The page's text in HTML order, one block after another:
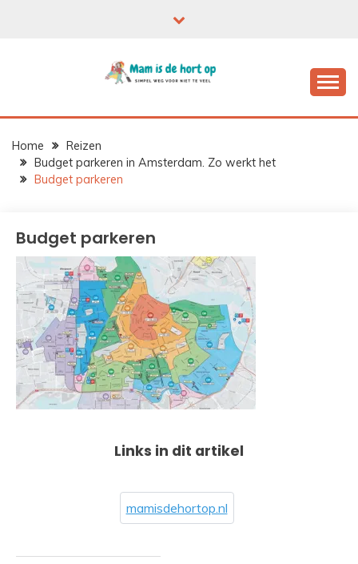
Home
Reizen
Budget parkeren in Amsterdam. Zo werkt het
Budget parkeren
Budget parkeren
Links in dit artikel
mamisdehortop.nl